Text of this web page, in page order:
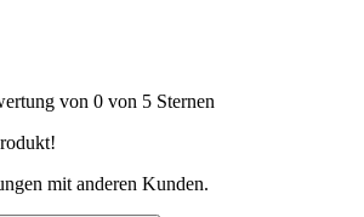
von 0 von 5 Sternen
mit anderen Kunden.